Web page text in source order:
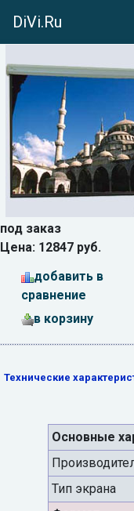
DiVi.Ru
под заказ
Цена: 12847 руб.
добавить в
сравнение
в корзину
Технические
Основные
Тип экрана